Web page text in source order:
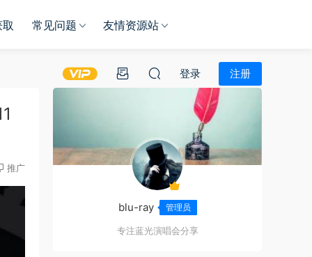
常见问题 友情资源站
登录 注册
推广
blu-ray 管理员
专注蓝光演唱会分享